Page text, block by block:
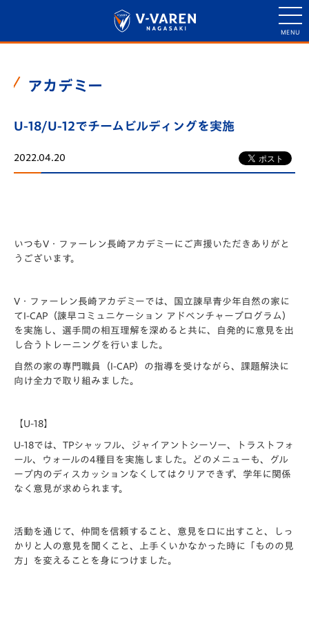
アカデミー
U-18/U-12でチームビルディングを実施
2022.04.20
いつもV・ファーレン長崎アカデミーにご声援いただきありがと
うございます。
V・ファーレン長崎アカデミーでは、国立諫早青少年自然の家に
てI-CAP（諫早コミュニケーション アドベンチャープログラム）
を実施し、選手間の相互理解を深めると共に、自発的に意見を出
し合うトレーニングを行いました。
自然の家の専門職員（I-CAP）の指導を受けながら、課題解決に
向け全力で取り組みました。
【U-18】
U-18では、TPシャッフル、ジャイアントシーソー、トラストフォ
ール、ウォールの4種目を実施しました。どのメニューも、グル
ープ内のディスカッションなくしてはクリアできず、学年に関係
なく意見が求められます。
活動を通じて、仲間を信頼すること、意見を口に出すこと、しっ
かりと人の意見を聞くこと、上手くいかなかった時に「ものの見
方」を変えることを身につけました。